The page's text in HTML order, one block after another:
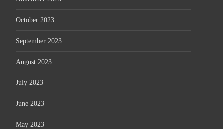
October 2023
September 2023
August 2023
July 2023
June 2023
May 2023